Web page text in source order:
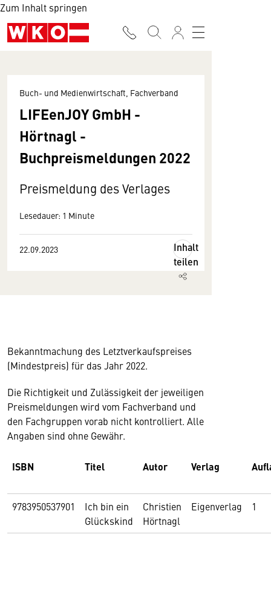
Zum Inhalt springen
Buch- und Medienwirtschaft, Fachverband
LIFEenJOY GmbH -
Hörtnagl -
Buchpreismeldungen 2022
Preismeldung des Verlages
Lesedauer: 1 Minute
22.09.2023
Inhalt
teilen
Bekanntmachung des Letztverkaufspreises
(Mindestpreis) für das Jahr 2022.
Die Richtigkeit und Zulässigkeit der jeweiligen
Preismeldungen wird vom Fachverband und
den Fachgruppen vorab nicht kontrolliert. Alle
Angaben sind ohne Gewähr.
ISBN Titel Autor Verlag
9783950537901
Ich bin ein
Glückskind
Christien
Hörtnagl
Eigenverlag 1